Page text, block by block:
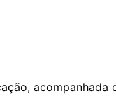
acompanhada